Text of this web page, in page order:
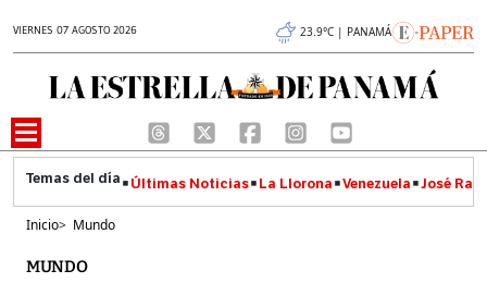
VIERNES 07 AGOSTO 2026 23.9°C | PANAMÁ
Últimas Noticias La Llorona Venezuela José
Inicio> Mundo
MUNDO